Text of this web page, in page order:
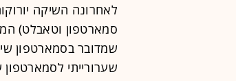
שערורייתי